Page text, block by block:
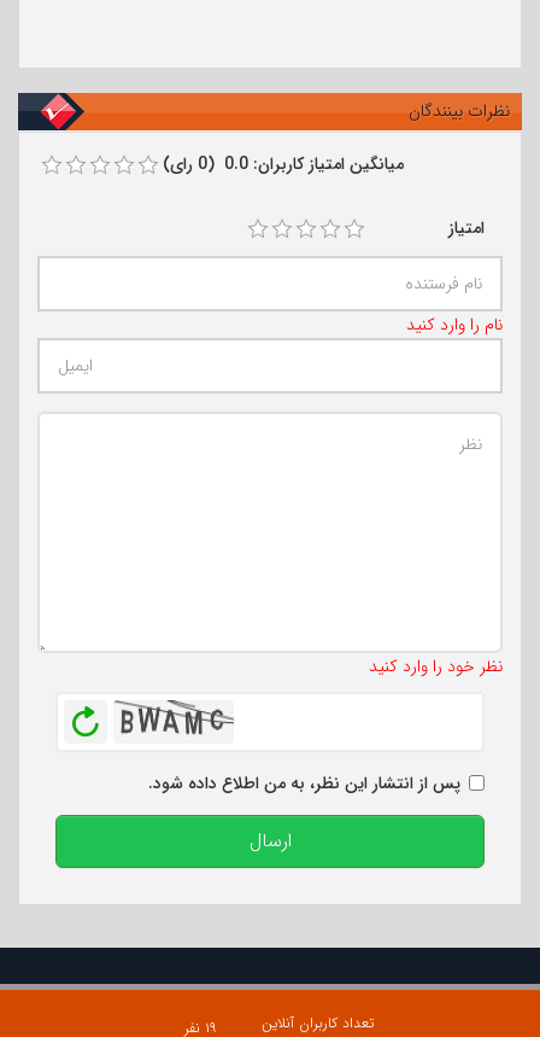
نظرات بینندگان
میانگین امتیاز کاربران: 0.0 (0 رای)
امتیاز
نام را وارد کنید
نظر خود را وارد کنید
پس از انتشار این نظر، به من اطلاع داده شود.
ارسال
تعداد کاربران آنلاین ۱۹ نفر